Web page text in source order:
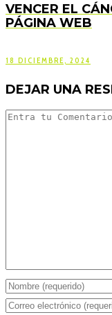
VENCER EL
PÁGINA WEB
18 DICIEMBRE, 2024
DEJAR UNA